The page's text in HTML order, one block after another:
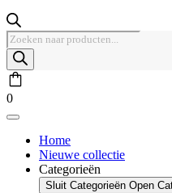
Producten
zoeken
0
Home
Nieuwe collectie
Categorieën
Sluit Categorieën Open